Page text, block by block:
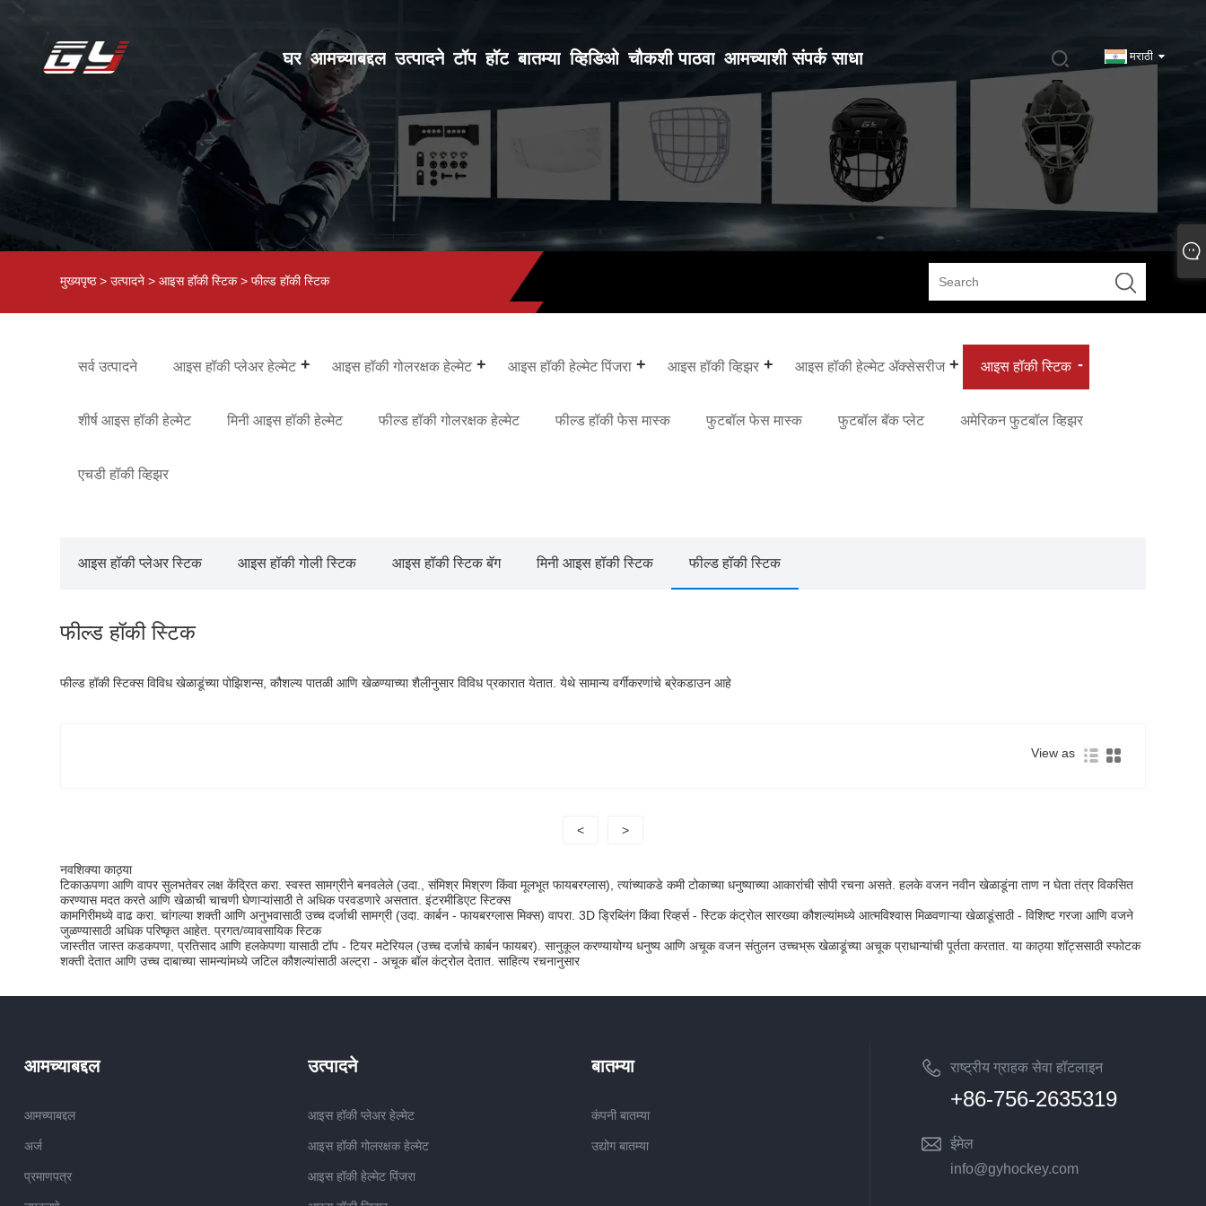
मराठी
घर आमच्याबद्दल उत्पादने टॉप हॉट बातम्या व्हिडिओ चौकशी पाठवा आमच्याशी संपर्क साधा
मुख्यपृष्ठ > उत्पादने >आइस हॉकी स्टिक> फील्ड हॉकी स्टिक
सर्व उत्पादने आइस हॉकी प्लेअर हेल्मेट आइस हॉकी गोलरक्षक हेल्मेट आइस हॉकी हेल्मेट पिंजरा आइस हॉकी व्हिझर आइस हॉकी हेल्मेट ॲक्सेसरीज आइस हॉकी स्टिक
शीर्ष आइस हॉकी हेल्मेट मिनी आइस हॉकी हेल्मेट फील्ड हॉकी गोलरक्षक हेल्मेट फील्ड हॉकी फेस मास्क फुटबॉल फेस मास्क फुटबॉल बॅक प्लेट अमेरिकन फुटबॉल व्हिझर
एचडी हॉकी व्हिझर
आइस हॉकी प्लेअर स्टिक आइस हॉकी गोली स्टिक आइस हॉकी स्टिक बॅग मिनी आइस हॉकी स्टिक फील्ड हॉकी स्टिक
फील्ड हॉकी स्टिक
फील्ड हॉकी स्टिक्स विविध खेळाडूंच्या पोझिशन्स, कौशल्य पातळी आणि खेळण्याच्या शैलीनुसार विविध प्रकारात येतात. येथे सामान्य वर्गीकरणांचे ब्रेकडाउन आहे
View as
< >
नवशिक्या काठ्या
टिकाऊपणा आणि वापर सुलभतेवर लक्ष केंद्रित करा. स्वस्त सामग्रीने बनवलेले (उदा., संमिश्र मिश्रण किंवा मूलभूत फायबरग्लास), त्यांच्याकडे कमी टोकाच्या धनुष्याच्या आकारांची सोपी रचना असते. हलके वजन नवीन खेळाडूंना ताण न घेता तंत्र विकसित
करण्यास मदत करते आणि खेळाची चाचणी घेणाऱ्यांसाठी ते अधिक परवडणारे असतात. इंटरमीडिएट स्टिक्स
कामगिरीमध्ये वाढ करा. चांगल्या शक्ती आणि अनुभवासाठी उच्च दर्जाची सामग्री (उदा. कार्बन - फायबरग्लास मिक्स) वापरा. 3D ड्रिब्लिंग किंवा रिव्हर्स - स्टिक कंट्रोल सारख्या कौशल्यांमध्ये आत्मविश्वास मिळवणाऱ्या खेळाडूंसाठी - विशिष्ट गरजा आणि वजने
जुळण्यासाठी अधिक परिष्कृत आहेत. प्रगत/व्यावसायिक स्टिक
जास्तीत जास्त कडकपणा, प्रतिसाद आणि हलकेपणा यासाठी टॉप - टियर मटेरियल (उच्च दर्जाचे कार्बन फायबर). सानुकूल करण्यायोग्य धनुष्य आणि अचूक वजन संतुलन उच्चभ्रू खेळाडूंच्या अचूक प्राधान्यांची पूर्तता करतात. या काठ्या शॉट्ससाठी स्फोटक
शक्ती देतात आणि उच्च दाबाच्या सामन्यांमध्ये जटिल कौशल्यांसाठी अल्ट्रा - अचूक बॉल कंट्रोल देतात. साहित्य रचनानुसार
राष्ट्रीय ग्राहक सेवा हॉटलाइन
+86-756-2635319
ईमेल
info@gyhockey.com
आमच्याबद्दल
आमच्याबद्दल
अर्ज
प्रमाणपत्र
उत्पादने
आइस हॉकी प्लेअर हेल्मेट
आइस हॉकी गोलरक्षक हेल्मेट
आइस हॉकी हेल्मेट पिंजरा
बातम्या
कंपनी बातम्या
उद्योग बातम्या